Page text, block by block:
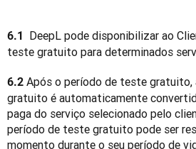
6.1 DeepL pode disponibilizar ao
teste gratuito para determinados
6.2 Após o período de teste gratuito,
gratuito é automaticamente
paga do serviço selecionado pelo
período de teste gratuito pode ser
momento durante o seu período de